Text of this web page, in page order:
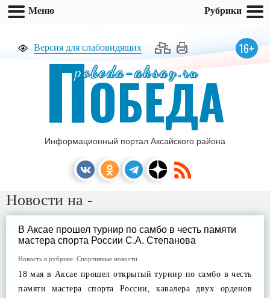
Версия для слабовидящих 16+
pobeda-aksay.ru
ПОБЕДА
Информационный портал Аксайского района
Новости на -
В Аксае прошел турнир по самбо в честь памяти
мастера спорта России С.А. Степанова
Новость в рубрике: Спортивные новости
18 мая в Аксае прошел открытый турнир по самбо в честь
памяти мастера спорта России, кавалера двух орденов
Меню Рубрики